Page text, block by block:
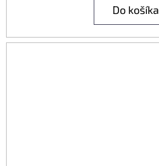
Do košíka